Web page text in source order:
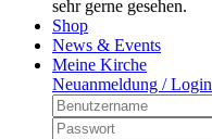
sehr gerne gesehen.
Shop
News & Events
Meine Kirche
Neuanmeldung / Login